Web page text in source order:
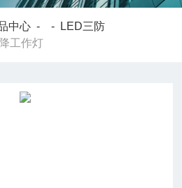
中心 - -
LED三防
工作灯